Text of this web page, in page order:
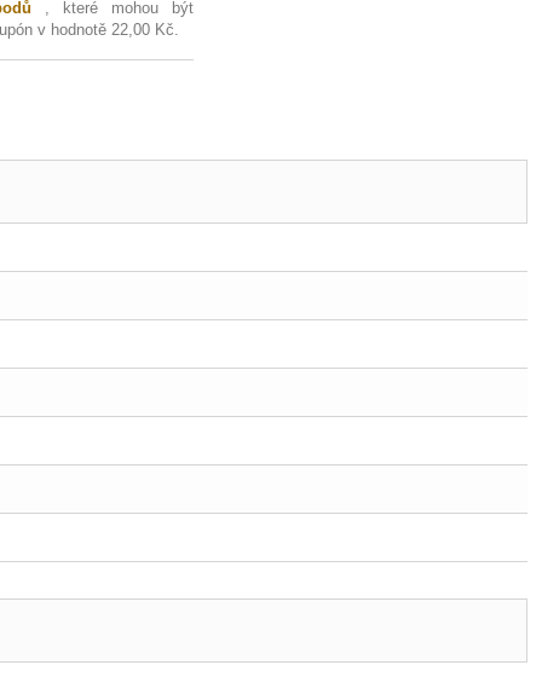
, které mohou být
v hodnotě22,00 Kč.